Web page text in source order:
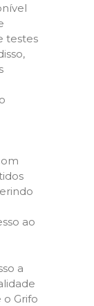
testes
ao
a
Grifo